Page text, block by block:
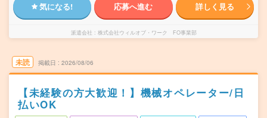
気になる! 応募へ進む 詳しく見る
派遣会社 株式会社ウィルオブ・ワーク FO事業部
未読 掲載日 2026/08/06
【未経験の方大歓迎！】機械オペレーター/日
払いOK